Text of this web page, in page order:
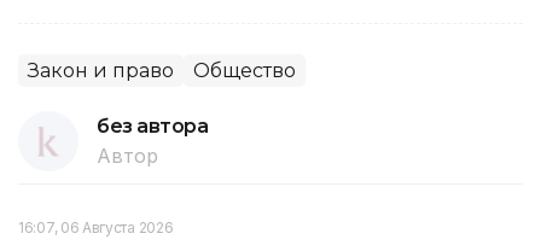
Закон и право Общество
без автора
Автор
16:07, 06 Августа 2026